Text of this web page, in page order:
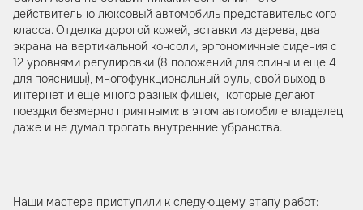
действительно люксовый автомобиль представительского
класса. Отделка дорогой кожей, вставки из дерева, два
экрана на вертикальной консоли, эргономичные сидения с
12 уровнями регулировки (8 положений для спины и еще 4
для поясницы), многофункциональный руль, свой выход в
интернет и еще много разных фишек, которые делают
поездки безмерно приятными: в этом автомобиле владелец
даже и не думал трогать внутренние убранства.
Наши мастера приступили к следующему этапу работ: